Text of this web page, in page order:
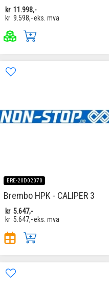
kr 11.998,-
kr 9.598,-eks. mva
BRE-20D02070
Brembo HPK - CALIPER 3
kr 5.647,-
kr 5.647,-eks. mva